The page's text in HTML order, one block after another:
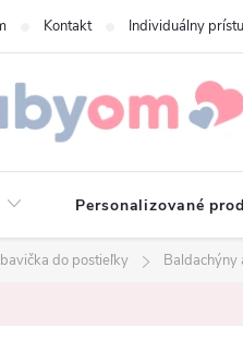
Kontakt Individuálny
Personalizované
do postieľky Baldachýny